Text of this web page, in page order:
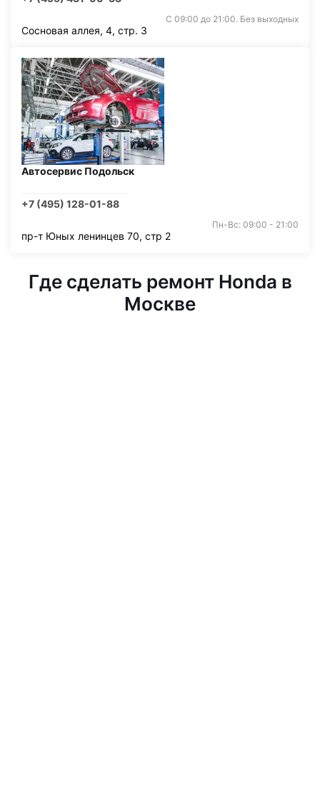
С 09:00 до 21:00. Без выходных
Сосновая аллея, 4, стр. 3
Автосервис Подольск
+7 (495) 128-01-88
Пн-Вс: 09:00 - 21:00
пр-т Юных ленинцев 70, стр 2
Где сделать ремонт Honda в
Москве